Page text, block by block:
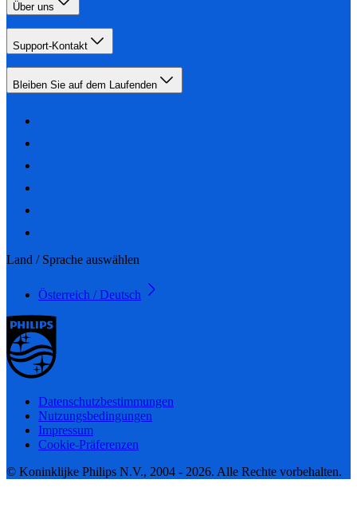
Über uns
Support-Kontakt
Bleiben Sie auf dem Laufenden
Land / Sprache auswählen
Österreich / Deutsch
Datenschutzbestimmungen
Nutzungsbedingungen
Impressum
Cookie-Präferenzen
© Koninklijke Philips N.V., 2004 - 2026. Alle Rechte vorbehalten.